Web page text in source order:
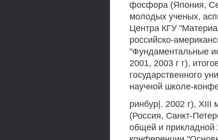
фосфора (Япония,
молодых ученых,
Центра КГУ
российско-
"Фундаментальные
2001, 2003 г г),
государственного
научной школе-
ринбур|. 2002 г),
(Россия, Санкт-
общей и прикладной